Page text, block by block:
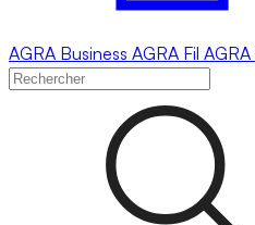
AGRA Business AGRA Fil AGRA